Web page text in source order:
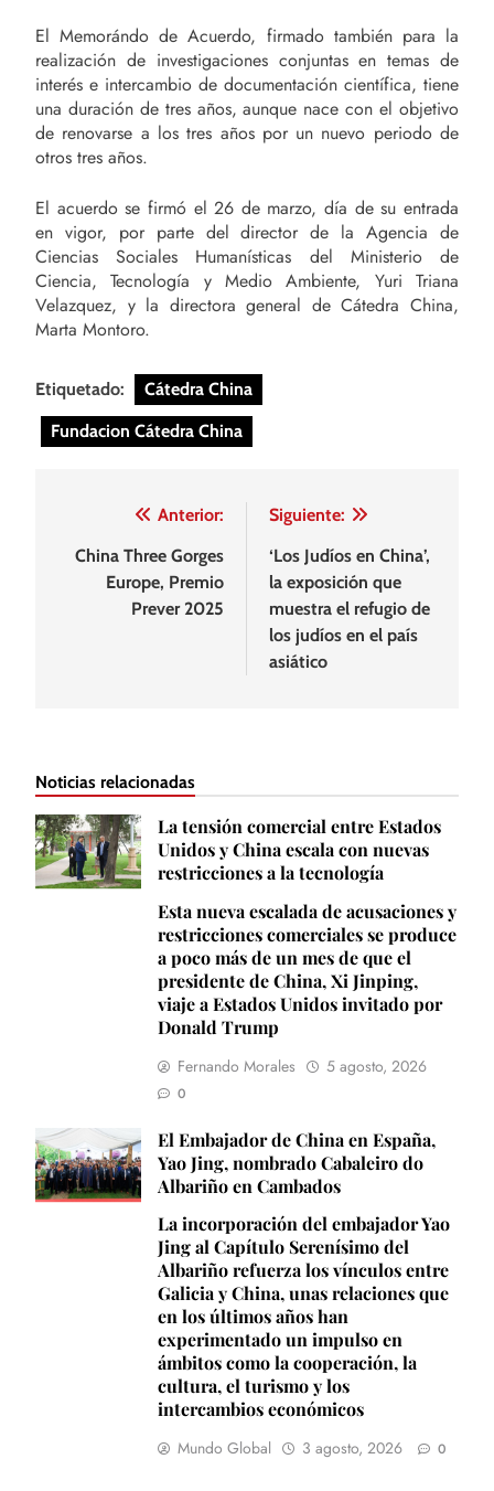
El Memorándo de Acuerdo, firmado también para la
realización de investigaciones conjuntas en temas de
interés e intercambio de documentación científica, tiene
una duración de tres años, aunque nace con el objetivo
de renovarse a los tres años por un nuevo periodo de
otros tres años.
El acuerdo se firmó el 26 de marzo, día de su entrada
en vigor, por parte del director de la Agencia de
Ciencias Sociales Humanísticas del Ministerio de
Ciencia, Tecnología y Medio Ambiente, Yuri Triana
Velazquez, y la directora general de Cátedra China,
Marta Montoro.
Etiquetado:
Cátedra China
Fundacion Cátedra China
Navegación
de
entradas
Anterior:
China Three Gorges
Europe, Premio
Prever 2025
Siguiente:
‘Los Judíos en China’,
la exposición que
muestra el refugio de
los judíos en el país
asiático
Noticias relacionadas
La tensión comercial entre Estados
Unidos y China escala con nuevas
restricciones a la tecnología
Esta nueva escalada de acusaciones y
restricciones comerciales se produce
a poco más de un mes de que el
presidente de China, Xi Jinping,
viaje a Estados Unidos invitado por
Donald Trump
Fernando Morales 5 agosto, 2026
0
El Embajador de China en España,
Yao Jing, nombrado Cabaleiro do
Albariño en Cambados
La incorporación del embajador Yao
Jing al Capítulo Serenísimo del
Albariño refuerza los vínculos entre
Galicia y China, unas relaciones que
en los últimos años han
experimentado un impulso en
ámbitos como la cooperación, la
cultura, el turismo y los
intercambios económicos
Mundo Global 3 agosto, 2026 0